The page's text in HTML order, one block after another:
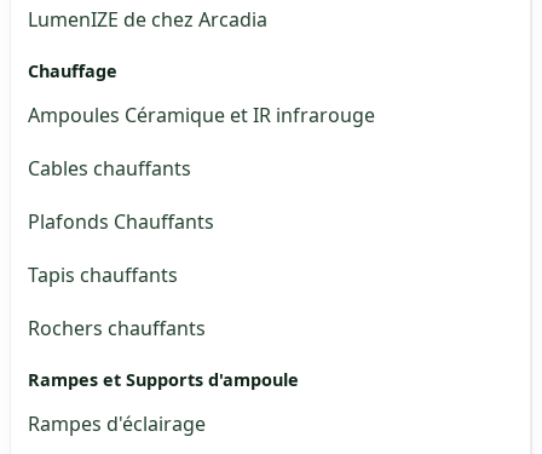
LumenIZE de chez Arcadia
Chauffage
Ampoules Céramique et IR infrarouge
Cables chauffants
Plafonds Chauffants
Tapis chauffants
Rochers chauffants
Rampes et Supports d'ampoule
Rampes d'éclairage